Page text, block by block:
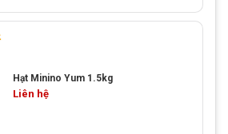
Hạt Minino Yum 1.5kg
Liên hệ